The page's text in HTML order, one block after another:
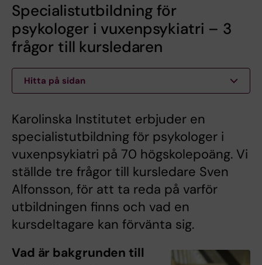
Specialistutbildning för
psykologer i vuxenpsykiatri – 3
frågor till kursledaren
Hitta på sidan
Karolinska Institutet erbjuder en
specialistutbildning för psykologer i
vuxenpsykiatri på 70 högskolepoäng. Vi
ställde tre frågor till kursledare Sven
Alfonsson, för att ta reda på varför
utbildningen finns och vad en
kursdeltagare kan förvänta sig.
Vad är bakgrunden till